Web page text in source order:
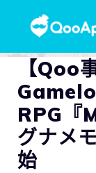
【Qoo
RPG『
グナメ
始